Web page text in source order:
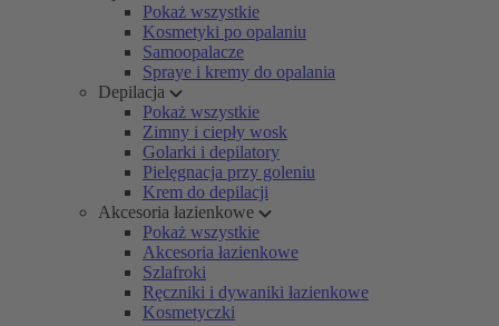
Pokaż wszystkie
Kosmetyki po opalaniu
Samoopalacze
Spraye i kremy do opalania
Depilacja
Pokaż wszystkie
Zimny i ciepły wosk
Golarki i depilatory
Pielęgnacja przy goleniu
Krem do depilacji
Akcesoria łazienkowe
Pokaż wszystkie
Akcesoria łazienkowe
Szlafroki
Ręczniki i dywaniki łazienkowe
Kosmetyczki